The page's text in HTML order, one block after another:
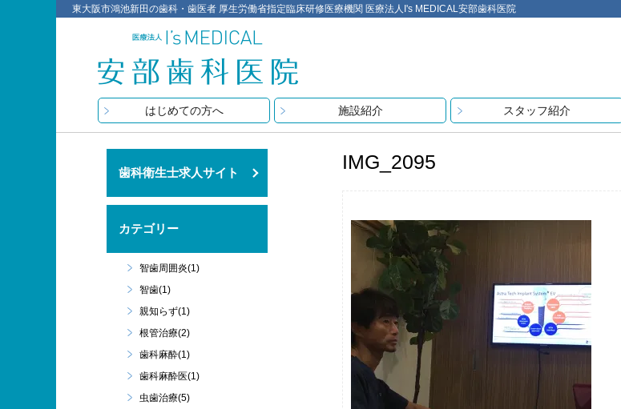
東大阪市鴻池新田の歯科・歯医者 厚生労働省指定臨床研修医療機関 医療法人I's MEDICAL安部歯科医院
はじめての方へ 施設紹介 スタッフ紹介
IMG_2095
歯科衛生士求人サイト
カテゴリー
智歯周囲炎(1)
智歯(1)
親知らず(1)
根管治療(2)
歯科麻酔(1)
歯科麻酔医(1)
虫歯治療(5)